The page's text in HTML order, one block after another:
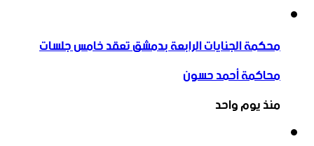
محكمة الجنايات الرابعة بدمشق تعقد خامس جلسات
محاكمة أحمد حسون
منذ يوم واحد